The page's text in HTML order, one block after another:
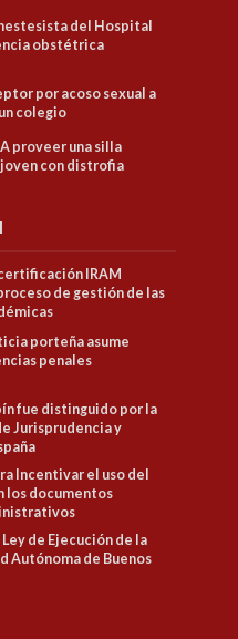
del Hospital
obstétrica
por acoso sexual a
colegio
proveer una silla
con distrofia
IRAM
de gestión de las
porteña asume
penales
fue distinguido por la
Jurisprudencia y
Incentivar el uso del
los documentos
de Ejecución de la
Autónoma de Buenos